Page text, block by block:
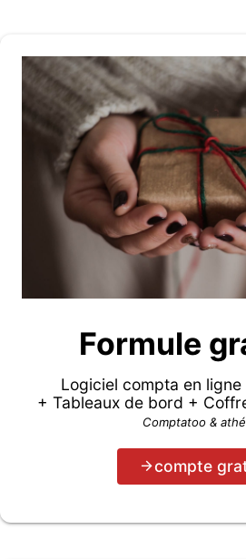
Formule
Logiciel compta en ligne
+ Tableaux de bord +
Comptatoo &
compte